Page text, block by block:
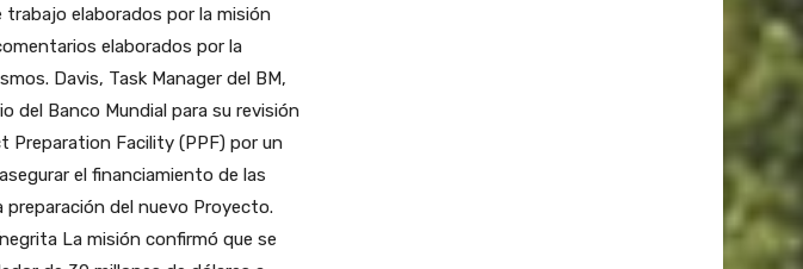
elaborados por la misión
elaborados por la
Davis, Task Manager del BM,
del Banco Mundial para su revisión
Preparation Facility (PPF) por un
el financiamiento de las
del nuevo Proyecto.
La misión confirmó que se